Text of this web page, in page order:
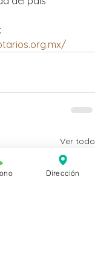
Ver todo
Dirección